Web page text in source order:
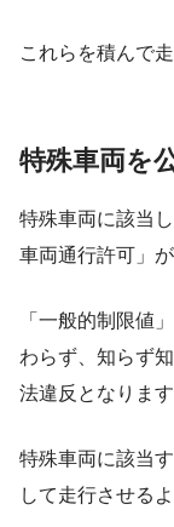
これらを積んで
特殊車両を
特殊車両に該当
車両通行許可」
「一般的制限値
わらず、知らず
法違反となります
特殊車両に該当
して走行させる